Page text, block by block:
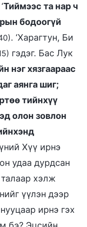
Тиймээс та нар ч
бодоогүй
. ‘Харагтун, Би
гэдэг. Бас Лук
нэг хязгаараас
аянга шиг;
тийнхүү
олон зовлон
Хүү ирнэ
удаа дурдсан
хэлж
үүлэн дээр
ирнэ гэх